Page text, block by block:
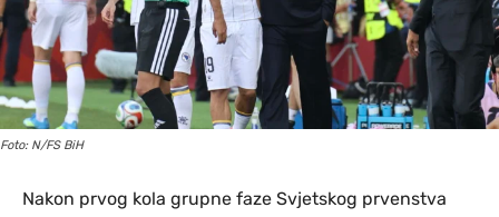
Foto: N/FS BiH
Nakon prvog kola grupne faze Svjetskog prvenstva